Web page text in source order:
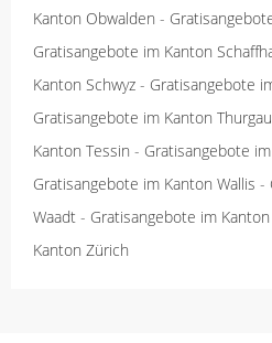
Kanton Obwalden -
Gratisangebote im Kanton
Kanton Schwyz - Gratisangebote
Gratisangebote im Kanton Thurgau
Kanton Tessin - Gratisangebote
Gratisangebote im Kanton Wallis -
Waadt - Gratisangebote im
Kanton Zürich